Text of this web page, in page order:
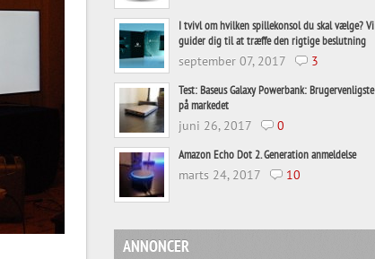
I tvivl om hvilken spillekonsol du skal vælge? Vi
guider dig til at træffe den rigtige beslutning
september 07, 2017 3
Test: Baseus Galaxy Powerbank: Brugervenligste
på markedet
juni 26, 2017 0
Amazon Echo Dot 2. Generation anmeldelse
marts 24, 2017 10
ANNONCER